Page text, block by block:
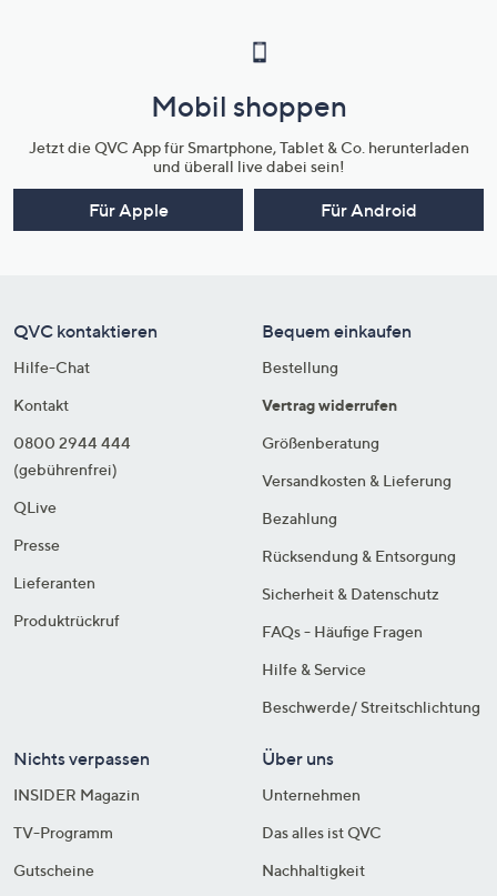
Mobil shoppen
Jetzt die QVC App für Smartphone, Tablet & Co. herunterladen
und überall live dabei sein!
Für Apple Für Android
QVC kontaktieren
Hilfe-Chat
Kontakt
0800 2944 444
(gebührenfrei)
QLive
Presse
Lieferanten
Produktrückruf
Bequem einkaufen
Bestellung
Vertrag widerrufen
Größenberatung
Versandkosten & Lieferung
Bezahlung
Rücksendung & Entsorgung
Sicherheit & Datenschutz
FAQs - Häufige Fragen
Hilfe & Service
Beschwerde/ Streitschlichtung
Nichts verpassen
INSIDER Magazin
TV-Programm
Gutscheine
Über uns
Unternehmen
Das alles ist QVC
Nachhaltigkeit